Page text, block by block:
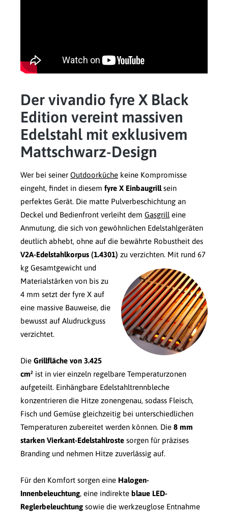
Der vivandio fyre X Black
Edition vereint massiven
Edelstahl mit exklusivem
Mattschwarz-Design
Wer bei seiner Outdoorküche keine Kompromisse
eingeht, findet in diesem fyre X Einbaugrillsein
perfektes Gerät. Die matte Pulverbeschichtung an
Deckel und Bedienfront verleiht dem Gasgrill eine
Anmutung, die sich von gewöhnlichen Edelstahlgeräten
deutlich abhebt, ohne auf die bewährte Robustheit des
V2A-Edelstahlkorpus (1.4301) zu verzichten. Mit rund 67
kg Gesamtgewicht und
Materialstärken von bis zu
4 mm setzt der fyre X auf
eine massive Bauweise, die
bewusst auf Aludruckguss
verzichtet.
Die Grillfläche von 3.425
cm² ist in vier einzeln regelbare Temperaturzonen
aufgeteilt. Einhängbare Edelstahltrennbleche
konzentrieren die Hitze zonengenau, sodass Fleisch,
Fisch und Gemüse gleichzeitig bei unterschiedlichen
Temperaturen zubereitet werden können. Die 8 mm
starken Vierkant-Edelstahlroste sorgen für präzises
Branding und nehmen Hitze zuverlässig auf.
Für den Komfort sorgen eine Halogen-
Innenbeleuchtung, eine indirekte blaue LED-
Reglerbeleuchtung sowie die werkzeuglose Entnahme